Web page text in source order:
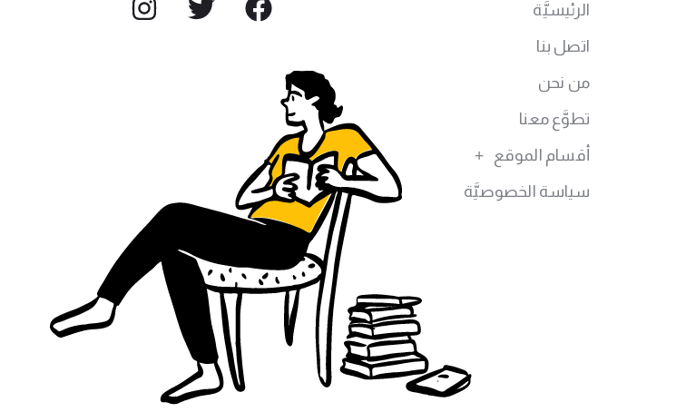
الرئيسيَّة
اتصل بنا
من نحن
تطوَّع معنا
أقسام الموقع
سياسة الخصوصيَّة